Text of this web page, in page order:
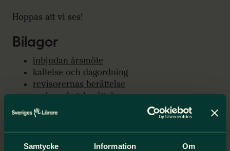
Samtycke Information Om
Hoppas att vi ses!
Bilagor
inbjudan årsmöte
kallelse och dagordning
revisorernas berättelse
verksamhetsberättelse
verksamhetsplan
valberedningens förslag
Förslag till budget